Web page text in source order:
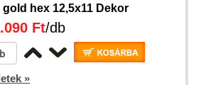
gold hex 12,5x11 Dekor
Ft/db
»